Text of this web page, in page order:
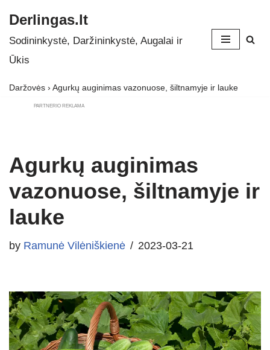
Skip
to
Derlingas.lt
Sodininkystė, Daržininkystė, Augalai ir
Ūkis
Daržovės › Agurkų auginimas vazonuose, šiltnamyje ir lauke
PARTNERIO REKLAMA
Agurkų auginimas
vazonuose, šiltnamyje ir
lauke
by Ramunė Vilėniškienė 2023-03-21